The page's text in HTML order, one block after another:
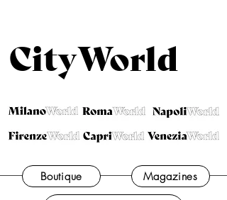
CityWorld
Magazines
Boutique